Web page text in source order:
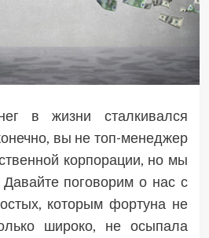
в жизни сталкивался
вы не топ-менеджер
корпорации, но мы
поговорим о нас с
которым фортуна не
широко, не осыпала